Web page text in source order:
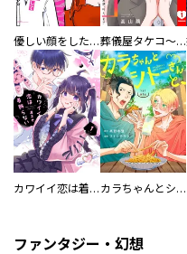
優しい顔をした親友は、夫と不倫して私の家に入り込んできた。 葬儀屋タケコ～あなたの最期、叶えます【電子単行本版】
カワイイ恋は着飾らない カラちゃんとシトーさんと、 【分冊版】
ファンタジー・幻想